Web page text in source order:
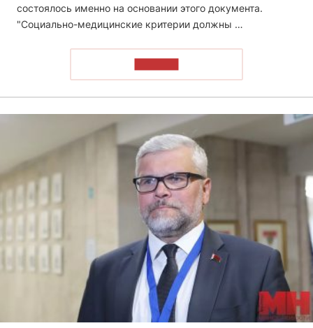
состоялось именно на основании этого документа.
"Социально-медицинские критерии должны …